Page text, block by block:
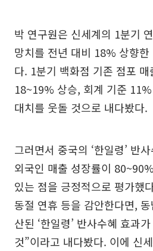
박 연구원은 신세계의 1분기
망치를 전년 대비 18% 상향
다. 1분기 백화점 기존 점포
18~19% 상승, 회계 기준
대치를 웃돌 것으로 내다봤다.
그러면서 중국의 ‘한일령’ 반
외국인 매출 성장률이
있는 점을 긍정적으로 평가했
동절 연휴 등을 감안한다면,
산된 ‘한일령’ 반사수혜 효과
것”이라고 내다봤다. 이에 신